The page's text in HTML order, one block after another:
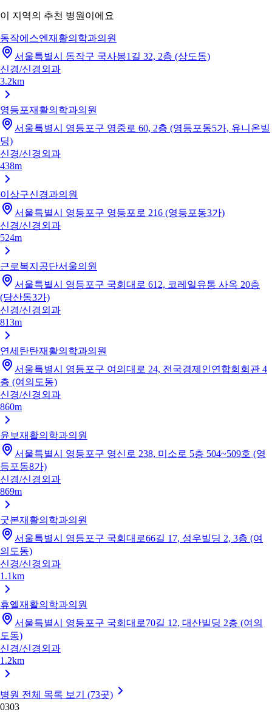
이 지역의 추천 병원이에요
동작에스엔재활의학과의원
서울특별시 동작구 국사봉1길 32, 2층 (상도동)
신경/신경외과
3.2km
영등포재활의학과의원
서울특별시 영등포구 영중로 60, 2층 (영등포동5가, 유니온빌
딩)
신경/신경외과
438m
이상구신경과의원
서울특별시 영등포구 영등포로 216 (영등포동3가)
신경/신경외과
524m
근로복지공단서울의원
서울특별시 영등포구 국회대로 612, 코레일유통 사옥 20층
(당산동3가)
신경/신경외과
813m
연세탄탄재활의학과의원
서울특별시 영등포구 여의대로 24, 전국경제인연합회회관 4
층 (여의도동)
신경/신경외과
860m
윤보재활의학과의원
서울특별시 영등포구 영신로 238, 미소로 5층 504~509호 (영
등포동8가)
신경/신경외과
869m
굿본재활의학과의원
서울특별시 영등포구 국회대로66길 17, 성우빌딩 2, 3층 (여
의도동)
신경/신경외과
1.1km
휴엘재활의학과의원
서울특별시 영등포구 국회대로70길 12, 대산빌딩 2층 (여의
도동)
신경/신경외과
1.2km
병원 전체 목록 보기 (73곳)
0303